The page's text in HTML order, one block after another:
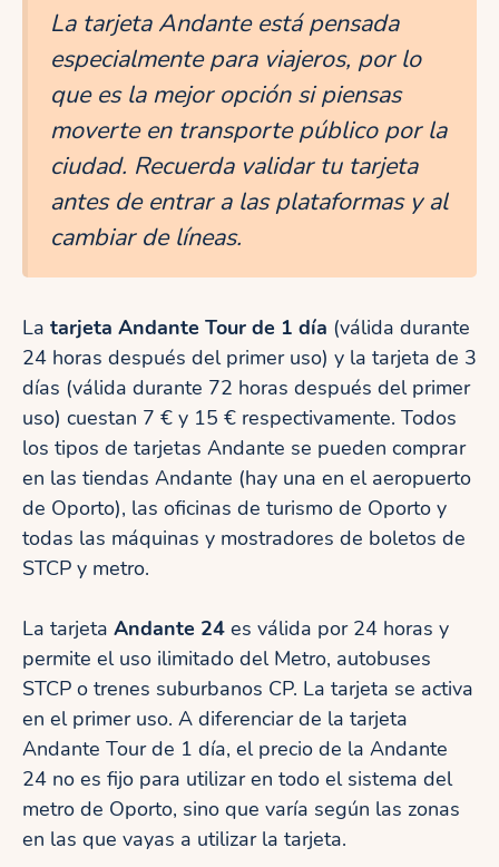
La tarjeta Andante está pensada
especialmente para viajeros, por lo
que es la mejor opción si piensas
moverte en transporte público por la
ciudad. Recuerda validar tu tarjeta
antes de entrar a las plataformas y al
cambiar de líneas.
La tarjeta Andante Tour de 1 día (válida durante
24 horas después del primer uso) y la tarjeta de 3
días (válida durante 72 horas después del primer
uso) cuestan 7 € y 15 € respectivamente. Todos
los tipos de tarjetas Andante se pueden comprar
en las tiendas Andante (hay una en el aeropuerto
de Oporto), las oficinas de turismo de Oporto y
todas las máquinas y mostradores de boletos de
STCP y metro.
La tarjeta Andante 24 es válida por 24 horas y
permite el uso ilimitado del Metro, autobuses
STCP o trenes suburbanos CP. La tarjeta se activa
en el primer uso. A diferenciar de la tarjeta
Andante Tour de 1 día, el precio de la Andante
24 no es fijo para utilizar en todo el sistema del
metro de Oporto, sino que varía según las zonas
en las que vayas a utilizar la tarjeta.